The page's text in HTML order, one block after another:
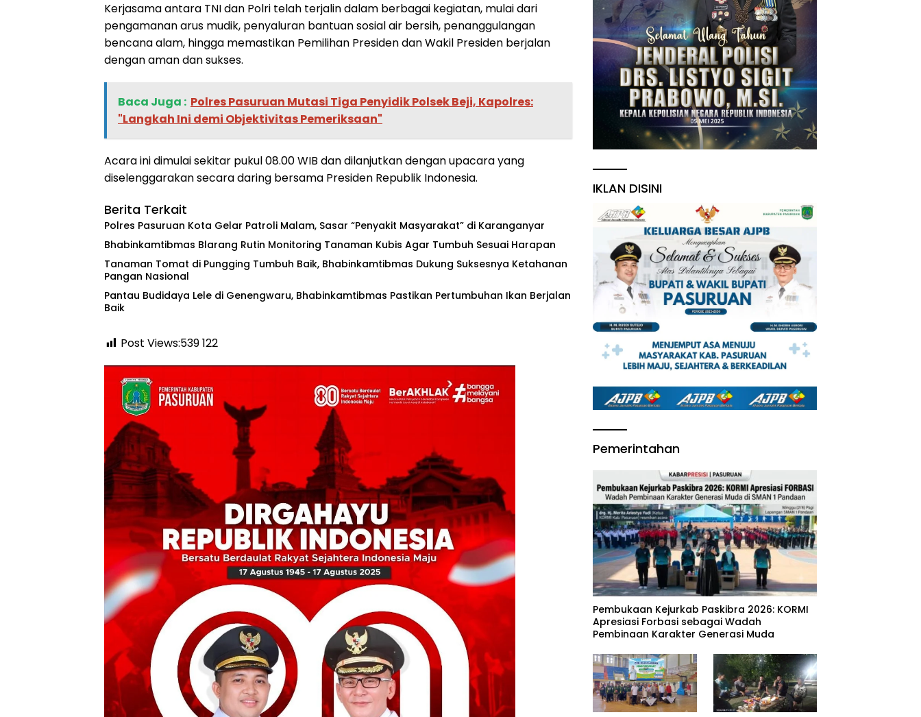
Kerjasama antara TNI dan Polri telah terjalin dalam berbagai kegiatan, mulai dari
pengamanan arus mudik, penyaluran bantuan sosial air bersih, penanggulangan
bencana alam, hingga memastikan Pemilihan Presiden dan Wakil Presiden berjalan
dengan aman dan sukses.
Baca Juga : ‎Polres Pasuruan Mutasi Tiga Penyidik Polsek Beji, Kapolres:
"Langkah Ini demi Objektivitas Pemeriksaan"
Acara ini dimulai sekitar pukul 08.00 WIB dan dilanjutkan dengan upacara yang
diselenggarakan secara daring bersama Presiden Republik Indonesia.
Berita Terkait
‎Polres Pasuruan Kota Gelar Patroli Malam, Sasar “Penyakit Masyarakat” di Karanganyar
Bhabinkamtibmas Blarang Rutin Monitoring Tanaman Kubis Agar Tumbuh Sesuai Harapan
Tanaman Tomat di Pungging Tumbuh Baik, Bhabinkamtibmas Dukung Suksesnya Ketahanan
Pangan Nasional
Pantau Budidaya Lele di Genengwaru, Bhabinkamtibmas Pastikan Pertumbuhan Ikan Berjalan
Baik
Post Views:539122
IKLAN DISINI
Pemerintahan
‎Pembukaan Kejurkab Paskibra 2026: KORMI
Apresiasi Forbasi sebagai Wadah
Pembinaan Karakter Generasi Muda